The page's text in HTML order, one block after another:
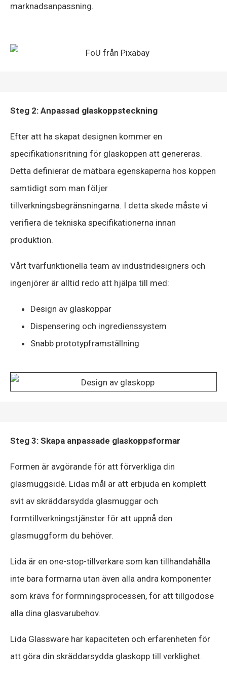
marknadsanpassning.
Steg 2: Anpassad glaskoppsteckning
Efter att ha skapat designen kommer en
specifikationsritning för glaskoppen att genereras.
Detta definierar de mätbara egenskaperna hos koppen
samtidigt som man följer
tillverkningsbegränsningarna. I detta skede måste vi
verifiera de tekniska specifikationerna innan
produktion.
Vårt tvärfunktionella team av industridesigners och
ingenjörer är alltid redo att hjälpa till med:
Design av glaskoppar
Dispensering och ingredienssystem
Snabb prototypframställning
Steg 3: Skapa anpassade glaskoppsformar
Formen är avgörande för att förverkliga din
glasmuggsidé. Lidas mål är att erbjuda en komplett
svit av skräddarsydda glasmuggar och
formtillverkningstjänster för att uppnå den
glasmuggform du behöver.
Lida är en one-stop-tillverkare som kan tillhandahålla
inte bara formarna utan även alla andra komponenter
som krävs för formningsprocessen, för att tillgodose
alla dina glasvarubehov.
Lida Glassware har kapaciteten och erfarenheten för
att göra din skräddarsydda glaskopp till verklighet.